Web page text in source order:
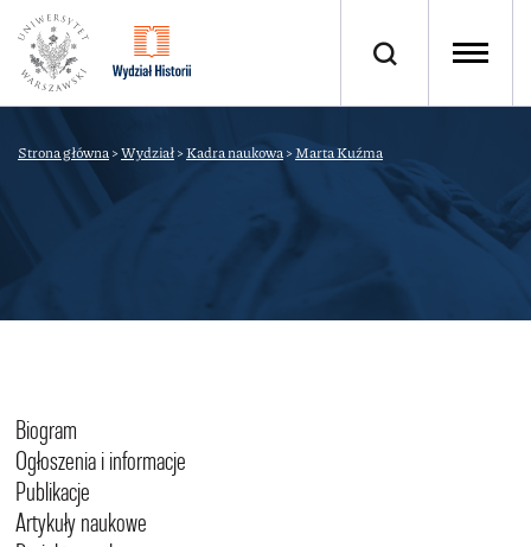
Strona główna>Wydział>Kadra naukowa>Marta Kuźma
Biogram
Ogłoszenia i informacje
Publikacje
Artykuły naukowe